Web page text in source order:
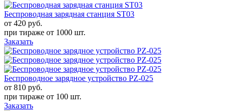
Беспроводная зарядная станция ST03
от 420 руб.
при тираже от 1000 шт.
Заказать
Беспроводное зарядное устройство PZ-025
от 810 руб.
при тираже от 100 шт.
Заказать